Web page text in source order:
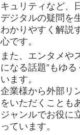
キュリティなど、
デジタルの疑問を
わかりやすく解説
心です。
また、エンタメや
になる話題”もゆ
います。
企業様から外部リ
をいただくことも
ジャンルでお役に
っています。